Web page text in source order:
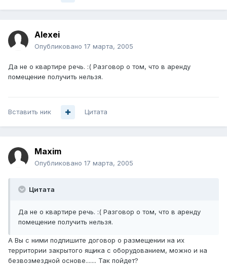
Alexei
Опубликовано 17 марта, 2005
Да не о квартире речь. :( Разговор о том, что в аренду
помещение получить нельзя.
Вставить ник Цитата
Maxim
Опубликовано 17 марта, 2005
Цитата
Да не о квартире речь. :( Разговор о том, что в аренду
помещение получить нельзя.
А Вы с ними подпишите договор о размещении на их
территории закрытого ящика с оборудованием, можно и на
безвозмездной основе....... Так пойдет?